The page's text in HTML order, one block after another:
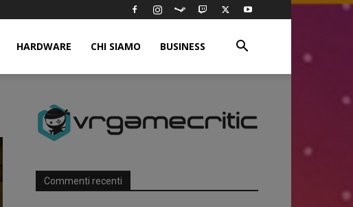
HARDWARE CHI SIAMO BUSINESS
Commenti recenti